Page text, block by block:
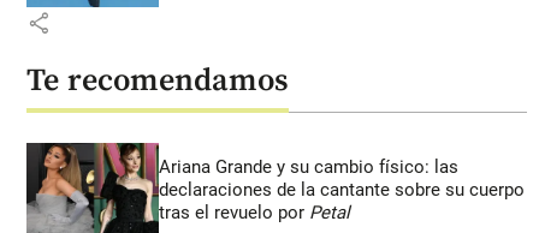
share
Te recomendamos
Ariana Grande y su cambio físico: las
declaraciones de la cantante sobre su cuerpo
tras el revuelo por Petal